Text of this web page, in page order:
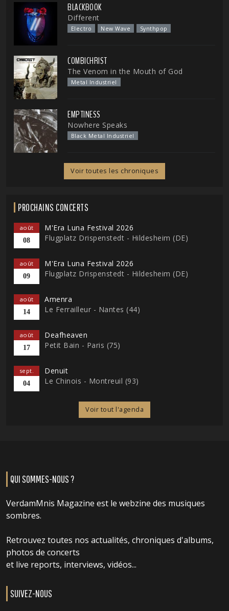
BLACKBOOK
Different
Electro New Wave Synthpop
COMBICHRIST
The Venom in the Mouth of God
Metal Industriel
EMPTINESS
Nowhere Speaks
Black Metal Industriel
Voir toutes les chroniques
PROCHAINS CONCERTS
août
08
M'Era Luna Festival 2026
Flugplatz Drispenstedt - Hildesheim (DE)
août
09
M'Era Luna Festival 2026
Flugplatz Drispenstedt - Hildesheim (DE)
août
14
Amenra
Le Ferrailleur - Nantes (44)
août
17
Deafheaven
Petit Bain - Paris (75)
sept.
04
Denuit
Le Chinois - Montreuil (93)
Voir tout l'agenda
QUI SOMMES-NOUS ?
VerdamMnis Magazine est le webzine des musiques
sombres.
Retrouvez toutes nos actualités, chroniques d'albums,
photos de concerts
et live reports, interviews, vidéos...
SUIVEZ-NOUS